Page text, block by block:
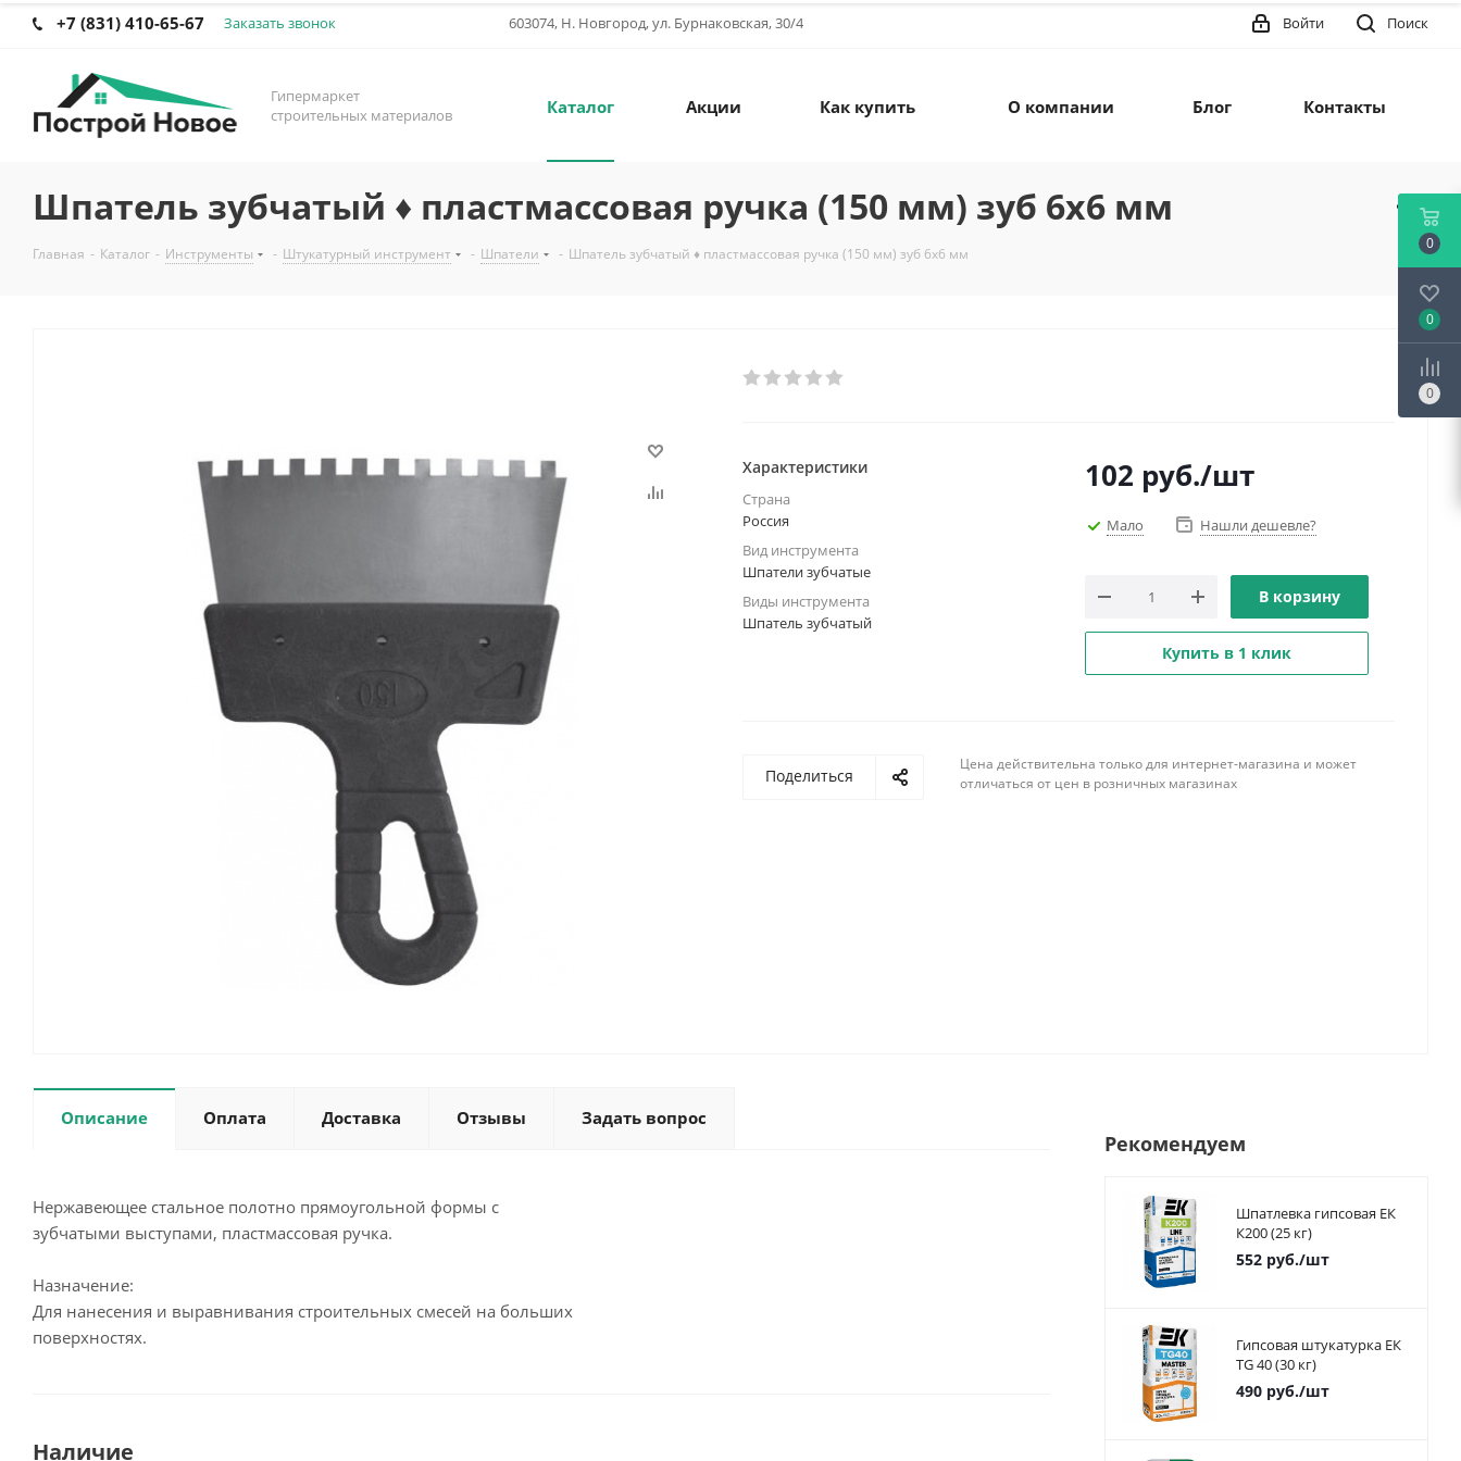
+7 (831) 410-65-67 Заказать звонок 603074, Н. Новгород, ул. Бурнаковская, 30/4 Поиск
Войти
Гипермаркет
строительных материалов
Каталог Акции Как купить О компании Блог Контакты
Шпатель зубчатый ♦ пластмассовая ручка (150 мм) зуб 6х6 мм
Главная - Каталог - Инструменты - Штукатурный инструмент - Шпатели - Шпатель зубчатый ♦ пластмассовая ручка (150 мм) зуб 6х6 мм
Характеристики
Страна
Россия
Вид инструмента
Шпатели зубчатые
Виды инструмента
Шпатель зубчатый
102 руб./шт
Мало Нашли дешевле?
В корзину
Купить в 1 клик
Поделиться
Цена действительна только для интернет-магазина и может
отличаться от цен в розничных магазинах
Описание Оплата Доставка Отзывы Задать вопрос
Нержавеющее стальное полотно прямоугольной формы с
зубчатыми выступами, пластмассовая ручка.
Назначение:
Для нанесения и выравнивания строительных смесей на больших
поверхностях.
Наличие
Рекомендуем
Шпатлевка гипсовая ЕК
К200 (25 кг)
552руб./шт
Гипсовая штукатурка ЕК
TG 40 (30 кг)
490руб./шт
0
0
0